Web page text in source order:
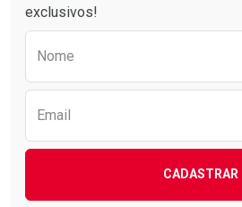
exclusivos!
Nome
Email
CADASTRAR